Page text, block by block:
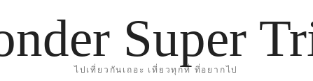
Super
ไปเที่ยวกันเถอะ เที่ยวทุกที่ ที่อยากไป